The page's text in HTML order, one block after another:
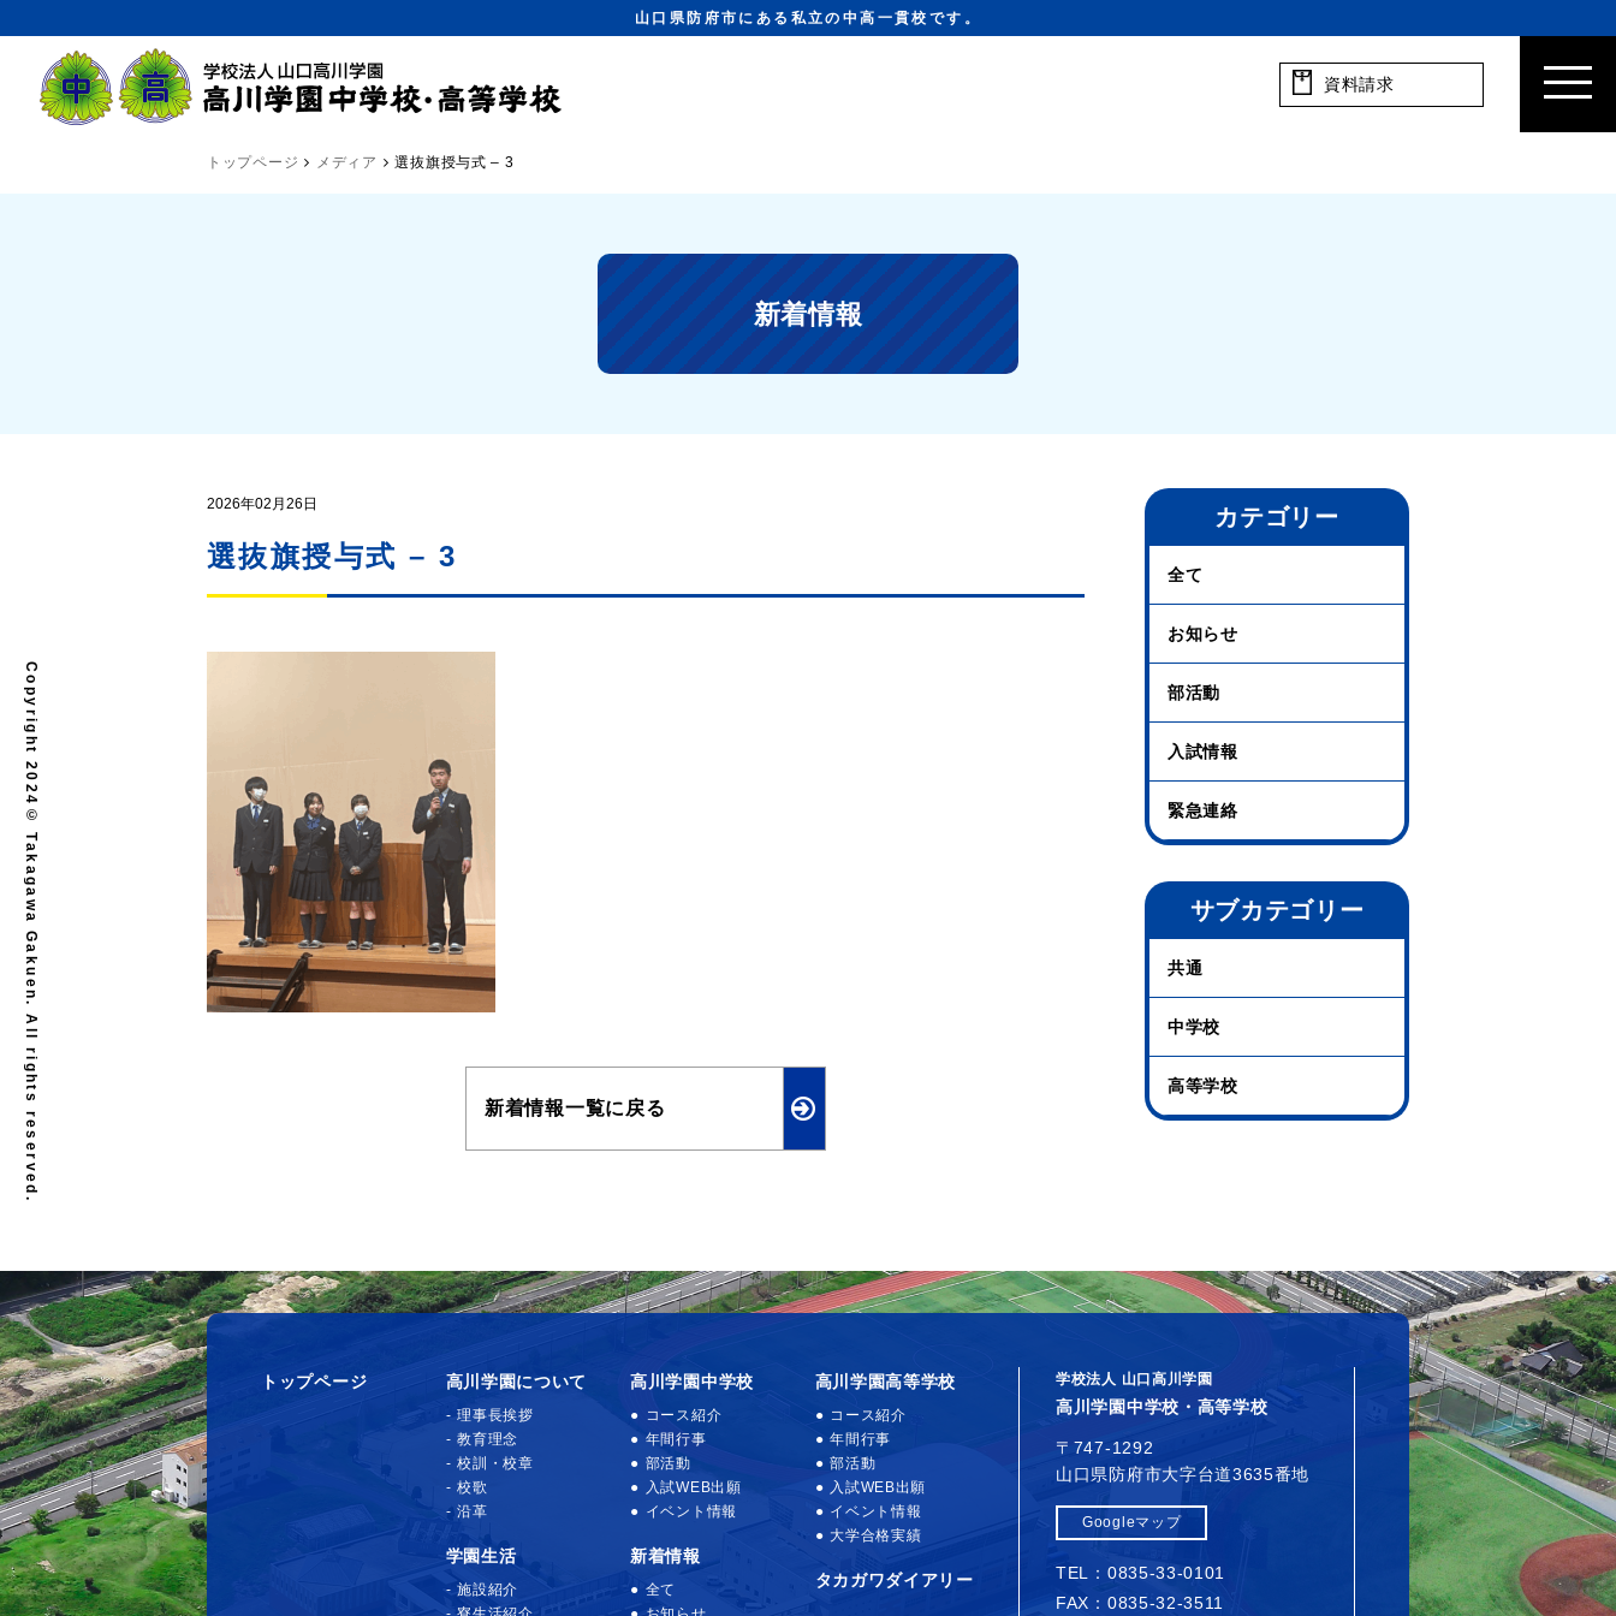
山口県防府市にある私立の中高一貫校です。
資料請求
トップページ メディア 選抜旗授与式 – 3
新着情報
2026年02月26日
選抜旗授与式 – 3
新着情報一覧に戻る
カテゴリー
全て
お知らせ
部活動
入試情報
緊急連絡
サブカテゴリー
共通
中学校
高等学校
トップページ 高川学園について
理事長挨拶
教育理念
校訓・校章
校歌
沿革
学園生活
施設紹介
高川学園中学校
コース紹介
年間行事
部活動
入試WEB出願
イベント情報
新着情報
全て
高川学園高等学校
コース紹介
年間行事
部活動
入試WEB出願
イベント情報
大学合格実績
タカガワダイアリー
学校法人 山口高川学園
高川学園中学校・高等学校
〒747-1292
山口県防府市大字台道3635番地
Googleマップ
TEL：0835-33-0101
FAX：0835-32-3511
Copyright 2024© Takagawa Gakuen. All rights reserved.